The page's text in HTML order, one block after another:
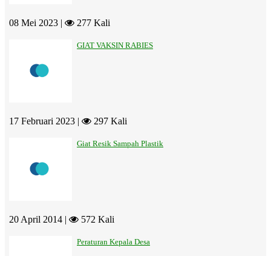
08 Mei 2023 | 277 Kali
GIAT VAKSIN RABIES
17 Februari 2023 | 297 Kali
Giat Resik Sampah Plastik
20 April 2014 | 572 Kali
Peraturan Kepala Desa